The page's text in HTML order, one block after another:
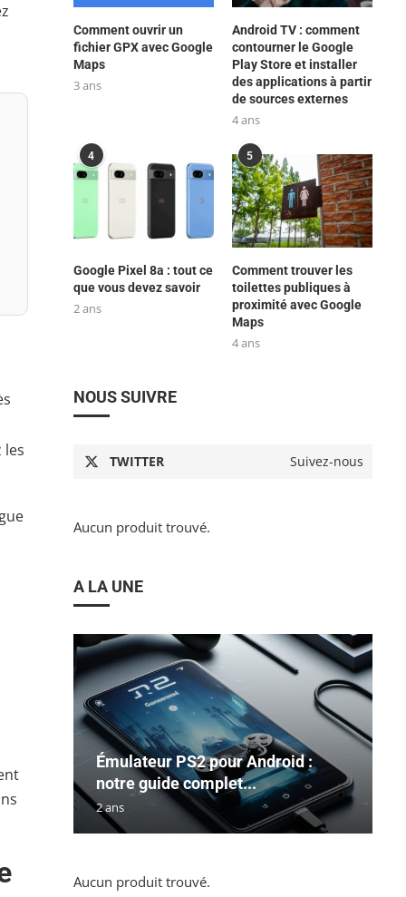
les
Comment ouvrir un
fichier GPX avec Google
Maps
3 ans
Android TV : comment
contourner le Google
Play Store et installer
des applications à partir
de sources externes
4 ans
4
Google Pixel 8a : tout ce
que vous devez savoir
2 ans
5
Comment trouver les
toilettes publiques à
proximité avec Google
Maps
4 ans
NOUS SUIVRE
TWITTER Suivez-nous
Aucun produit trouvé.
A LA UNE
Émulateur PS2 pour Android :
notre guide complet...
2 ans
Aucun produit trouvé.